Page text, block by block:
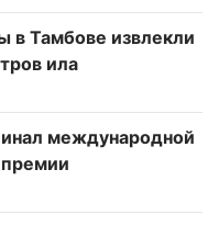
в Тамбове извлекли
ила
международной